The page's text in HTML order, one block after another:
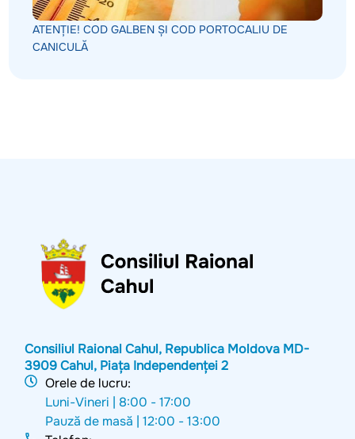
ATENȚIE! COD GALBEN ȘI COD PORTOCALIU DE
CANICULĂ
Consiliul Raional Cahul, Republica Moldova MD-
3909 Cahul, Piața Independenței 2
Orele de lucru:
Luni-Vineri | 8:00 - 17:00
Pauză de masă |12:00 - 13:00